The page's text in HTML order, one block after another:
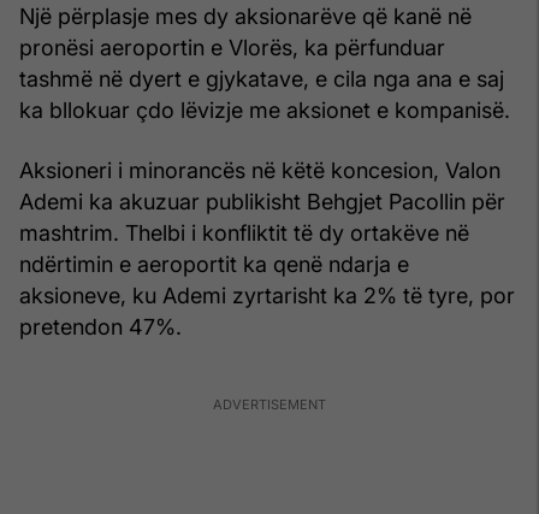
Një përplasje mes dy aksionarëve që kanë në
pronësi aeroportin e Vlorës, ka përfunduar
tashmë në dyert e gjykatave, e cila nga ana e saj
ka bllokuar çdo lëvizje me aksionet e kompanisë.
Aksioneri i minorancës në këtë koncesion, Valon
Ademi ka akuzuar publikisht Behgjet Pacollin për
mashtrim. Thelbi i konfliktit të dy ortakëve në
ndërtimin e aeroportit ka qenë ndarja e
aksioneve, ku Ademi zyrtarisht ka 2% të tyre, por
pretendon 47%.